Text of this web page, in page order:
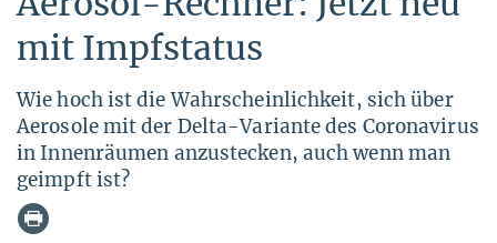
mit Impfstatus
Wie hoch ist die Wahrscheinlichkeit, sich über
Aerosole mit der Delta-Variante des Coronavirus
in Innenräumen anzustecken, auch wenn man
geimpft ist?